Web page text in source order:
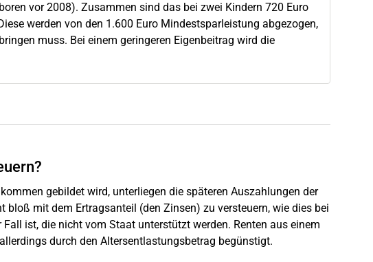
vor 2008). Zusammen sind das bei zwei Kindern 720 Euro
werden von den 1.600 Euro Mindestsparleistung abgezogen,
muss. Bei einem geringeren Eigenbeitrag wird die
gebildet wird, unterliegen die späteren Auszahlungen der
mit dem Ertragsanteil (den Zinsen) zu versteuern, wie dies bei
ist, die nicht vom Staat unterstützt werden. Renten aus einem
durch den Altersentlastungsbetrag begünstigt.